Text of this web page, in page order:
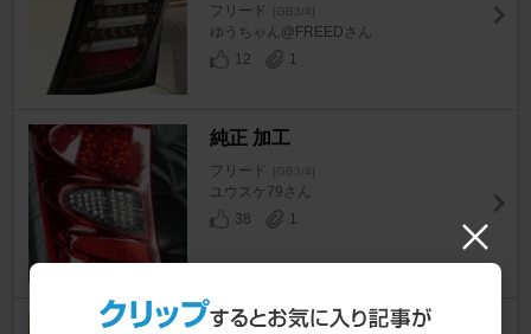
フリード [GB3/4]
ゆうちゃん@FREEDさん
12
1
純正 加工
フリード [GB3/4]
ユウスケ79さん
38
1
ホンダ(純正) フリードスパイク